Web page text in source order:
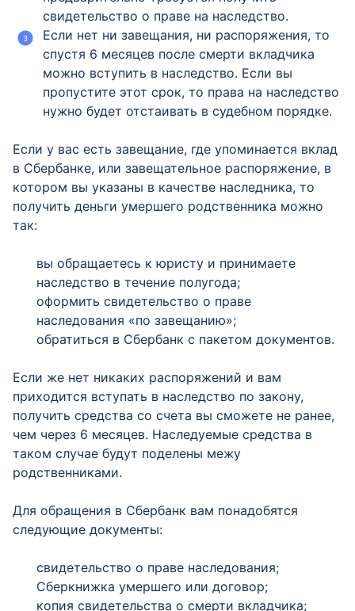
свидетельство о праве на наследство.
Если нет ни завещания, ни распоряжения, то
спустя 6 месяцев после смерти вкладчика
можно вступить в наследство. Если вы
пропустите этот срок, то права на наследство
нужно будет отстаивать в судебном порядке.
Если у вас есть завещание, где упоминается вклад
в Сбербанке, или завещательное распоряжение, в
котором вы указаны в качестве наследника, то
получить деньги умершего родственника можно
так:
вы обращаетесь к юристу и принимаете
наследство в течение полугода;
оформить свидетельство о праве
наследования «по завещанию»;
обратиться в Сбербанк с пакетом документов.
Если же нет никаких распоряжений и вам
приходится вступать в наследство по закону,
получить средства со счета вы сможете не ранее,
чем через 6 месяцев. Наследуемые средства в
таком случае будут поделены межу
родственниками.
Для обращения в Сбербанк вам понадобятся
следующие документы:
свидетельство о праве наследования;
Сберкнижка умершего или договор;
копия свидетельства о смерти вкладчика;